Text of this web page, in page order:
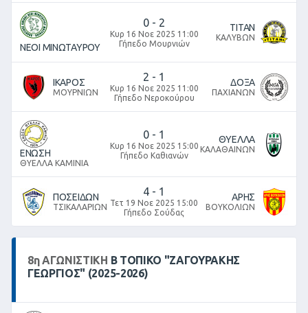
ΝΕΟΙ ΜΙΝΩΤΑΥΡΟΥ
0 - 2
Κυρ 16 Νοε 2025 11:00
Γήπεδο Μουρνιών
ΤΙΤΑΝ
ΚΑΛΥΒΩΝ
ΙΚΑΡΟΣ
ΜΟΥΡΝΙΩΝ
2 - 1
Κυρ 16 Νοε 2025 11:00
Γήπεδο Νεροκούρου
ΔΟΞΑ
ΠΑΧΙΑΝΩΝ
ΕΝΩΣΗ
ΘΥΕΛΛΑ ΚΑΜΙΝΙΑ
0 - 1
Κυρ 16 Νοε 2025 15:00
Γήπεδο Καθιανών
ΘΥΕΛΛΑ
ΚΑΛΑΘΑΙΝΩΝ
ΠΟΣΕΙΔΩΝ
ΤΣΙΚΑΛΑΡΙΩΝ
4 - 1
Τετ 19 Νοε 2025 15:00
Γήπεδο Σούδας
ΑΡΗΣ
ΒΟΥΚΟΛΙΩΝ
8ηΑΓΩΝΙΣΤΙΚΉ Β ΤΟΠΙΚΌ "ΖΑΓΟΥΡΑΚΗΣ
ΓΕΩΡΓΙΟΣ" (2025-2026)